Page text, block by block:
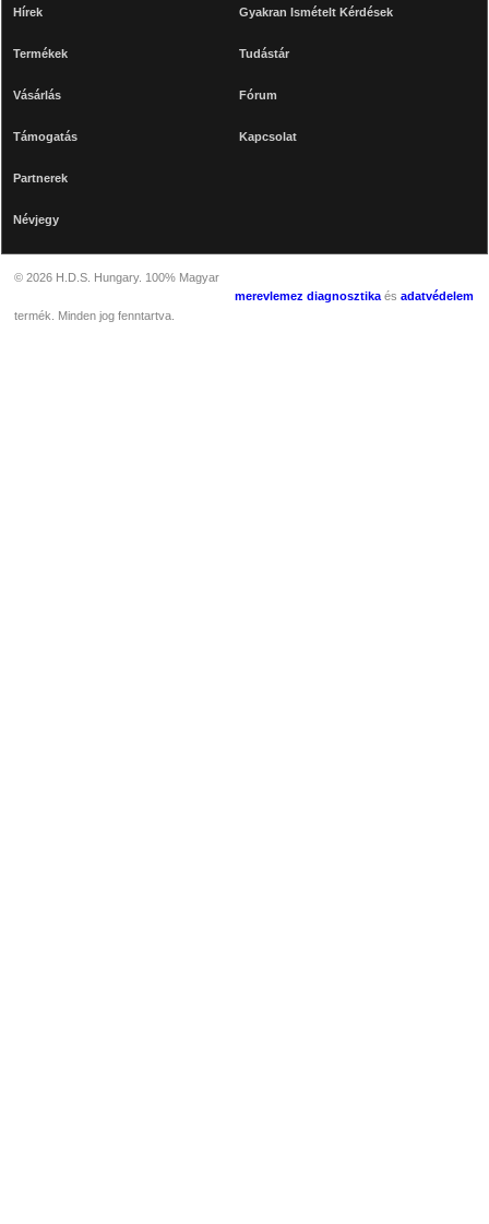
Hírek
Termékek
Vásárlás
Támogatás
Partnerek
Névjegy
Gyakran Ismételt Kérdések
Tudástár
Fórum
Kapcsolat
© 2026 H.D.S. Hungary. 100% Magyar
termék. Minden jog fenntartva.
merevlemez diagnosztikaésadatvédelem